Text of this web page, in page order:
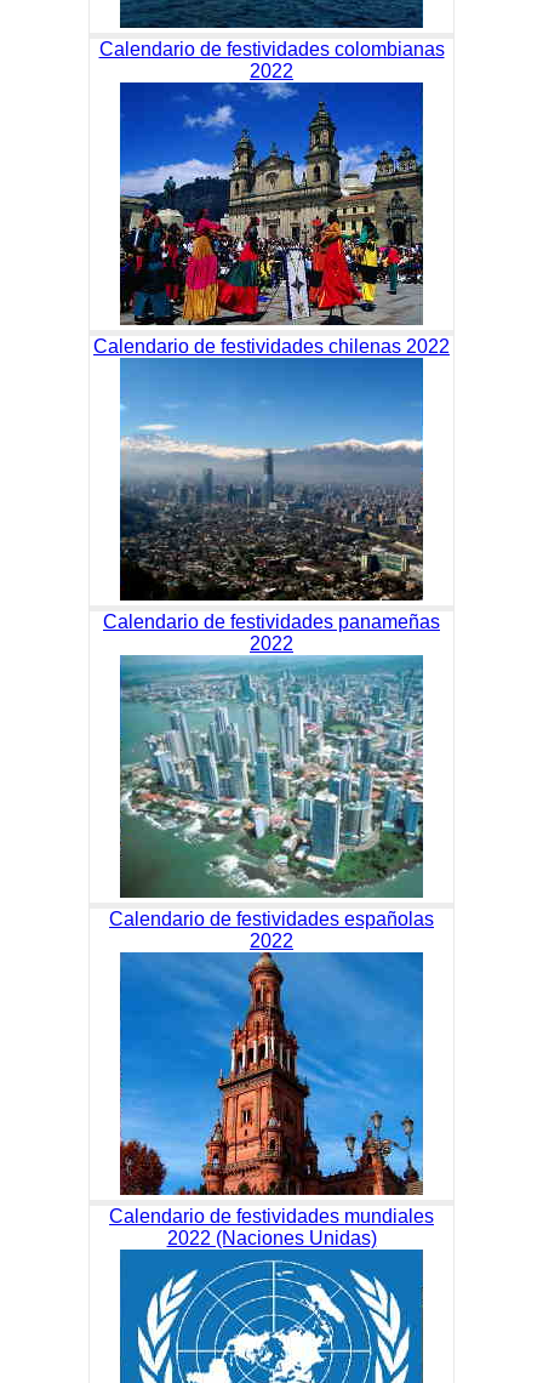
Calendario de festividades colombianas
2022
Calendario de festividades chilenas 2022
Calendario de festividades panameñas
2022
Calendario de festividades españolas
2022
Calendario de festividades mundiales
2022 (Naciones Unidas)